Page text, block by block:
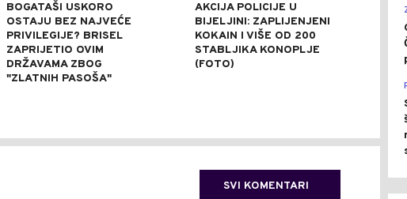
BOGATAŠI USKORO
OSTAJU BEZ NAJVEĆE
PRIVILEGIJE? BRISEL
ZAPRIJETIO OVIM
DRŽAVAMA ZBOG
"ZLATNIH PASOŠA"
AKCIJA POLICIJE U
BIJELJINI: ZAPLIJENJENI
KOKAIN I VIŠE OD 200
STABLJIKA KONOPLJE
(FOTO)
SVI KOMENTARI